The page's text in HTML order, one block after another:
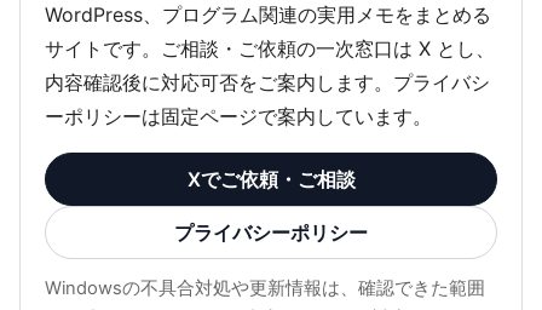
WordPress、プログラム関連の実用メモをまとめる
サイトです。ご相談・ご依頼の一次窓口は X とし、
内容確認後に対応可否をご案内します。プライバシ
ーポリシーは固定ページで案内しています。
Xでご依頼・ご相談
プライバシーポリシー
Windowsの不具合対処や更新情報は、確認できた範囲